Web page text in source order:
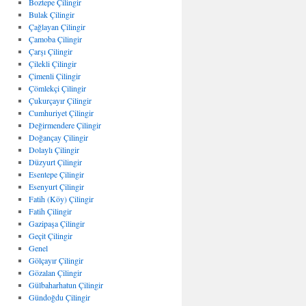
Bulak Çilingir
Çağlayan Çilingir
Çamoba Çilingir
Çarşı Çilingir
Çilekli Çilingir
Çimenli Çilingir
Çömlekçi Çilingir
Çukurçayır Çilingir
Cumhuriyet Çilingir
Değirmendere Çilingir
Doğançay Çilingir
Dolaylı Çilingir
Düzyurt Çilingir
Esentepe Çilingir
Esenyurt Çilingir
Fatih (Köy) Çilingir
Fatih Çilingir
Gazipaşa Çilingir
Geçit Çilingir
Genel
Gölçayır Çilingir
Gözalan Çilingir
Gülbaharhatun Çilingir
Gündoğdu Çilingir